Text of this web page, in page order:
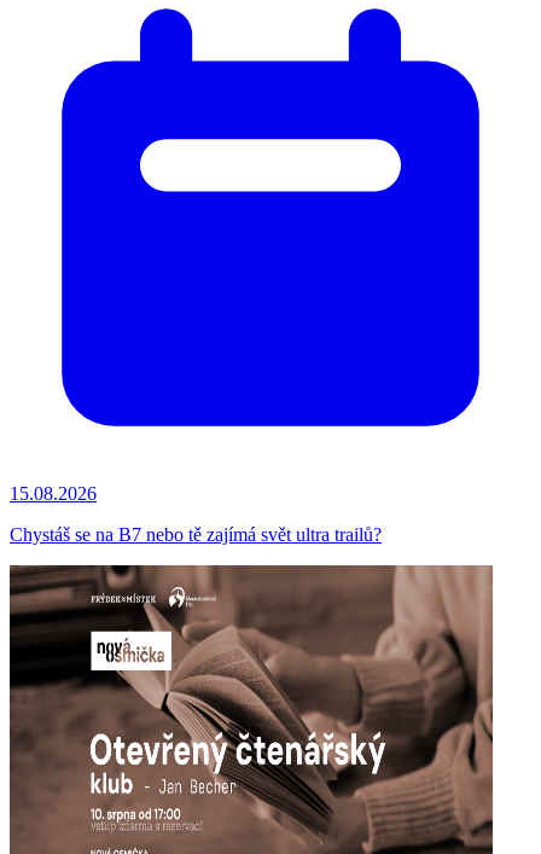
15.08.2026
Chystáš se na B7 nebo tě zajímá svět ultra trailů?